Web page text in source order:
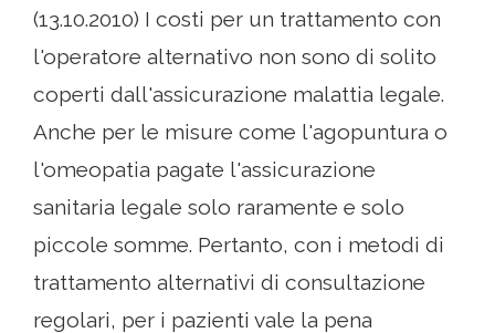
(13.10.2010) I costi per un trattamento con
l'operatore alternativo non sono di solito
coperti dall'assicurazione malattia legale.
Anche per le misure come l'agopuntura o
l'omeopatia pagate l'assicurazione
sanitaria legale solo raramente e solo
piccole somme. Pertanto, con i metodi di
trattamento alternativi di consultazione
regolari, per i pazienti vale la pena